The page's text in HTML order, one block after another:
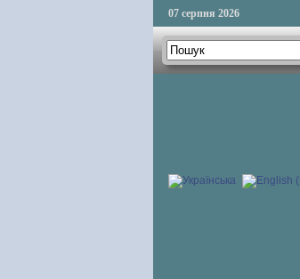
07 серпня 2026